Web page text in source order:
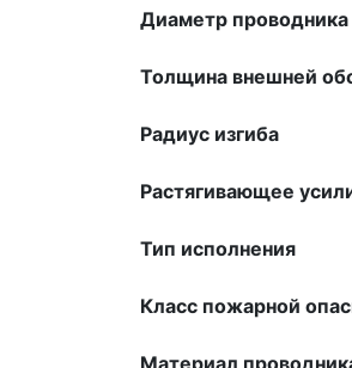
Диаметр
Толщина внешней
Радиус изгиба
Растягивающее
Тип исполнения
Класс пожарной
Материал